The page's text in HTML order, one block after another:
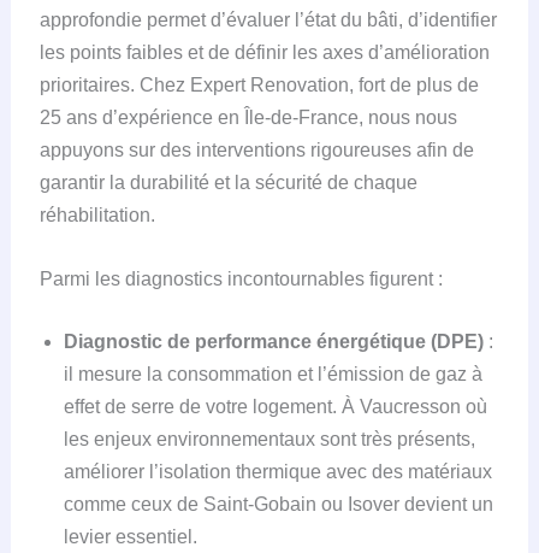
approfondie permet d’évaluer l’état du bâti, d’identifier
les points faibles et de définir les axes d’amélioration
prioritaires. Chez Expert Renovation, fort de plus de
25 ans d’expérience en Île-de-France, nous nous
appuyons sur des interventions rigoureuses afin de
garantir la durabilité et la sécurité de chaque
réhabilitation.
Parmi les diagnostics incontournables figurent :
Diagnostic de performance énergétique (DPE):
il mesure la consommation et l’émission de gaz à
effet de serre de votre logement. À Vaucresson où
les enjeux environnementaux sont très présents,
améliorer l’isolation thermique avec des matériaux
comme ceux de Saint-Gobain ou Isover devient un
levier essentiel.